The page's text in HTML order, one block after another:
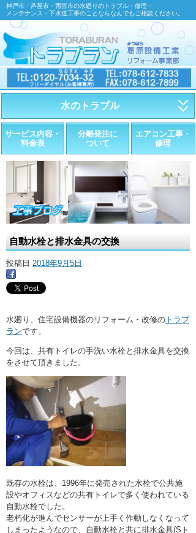
神戸市・芦屋市・西宮市の水廻りのトラブル・修理・
メンテナンス・下水道工事のことならなんでもご相談ください。
水のトラブル
・トイレが詰まったら
・トイレが漏れたら
・水道管が漏れたら
・排水が詰まったら
・水栓金具の取替え
・ここに水栓がほしい
サービス内容・
料金表
分離発注に
ついて
エアコン工事・
修理
自動水栓と排水金具の交換
投稿日 2018年9月5日
水廻り、住宅設備機器のリフォーム・改修の トラブ
ランです。
今回は、共有トイレの手洗い水栓と排水金具を交換
をさせて頂きました。
既存の水栓は、1996年に発売された水栓で公共施
設やオフィスなどの共有トイレで多く使われている
自動水栓でした。
老朽化が進んでセンサーが上手く作動しなくなって
しまったようなので、自動水栓と共に排水金具(Sト